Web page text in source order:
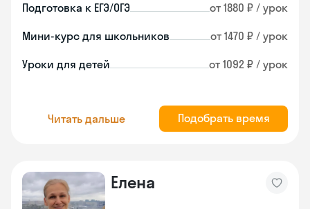
Подготовка к ЕГЭ/ОГЭ от 1880 ₽ / урок
Мини-курс для школьников от 1470 ₽ / урок
Уроки для детей от 1092 ₽ / урок
Читать дальше Подобрать время
Елена